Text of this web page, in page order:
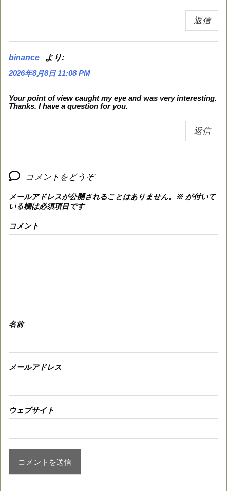
返信
binance より:
2026年8月8日 11:08 PM
Your point of view caught my eye and was very interesting.
Thanks. I have a question for you.
返信
コメントをどうぞ
メールアドレスが公開されることはありません。 ※が付いて
いる欄は必須項目です
コメント
名前
メールアドレス
ウェブサイト